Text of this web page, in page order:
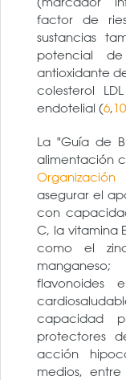
factor de
sustancias
potencial
antioxidante
colesterol
endotelial (6,10
La "Guía de
alimentación
asegurar el
con
C, la vitamina
como el
flavonoides
capacidad
protectores
acción
medios,